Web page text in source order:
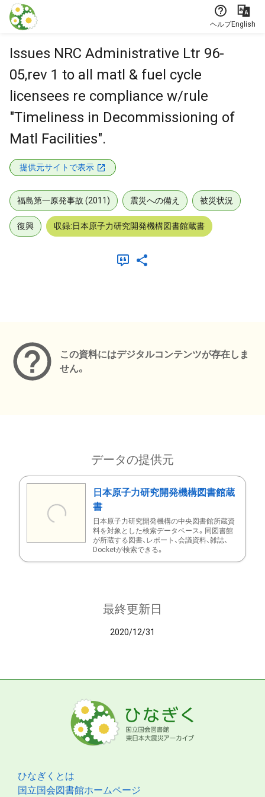
本文に飛ぶ
ヘルプEnglish
Issues NRC Administrative Ltr 96-
05,rev 1 to all matl & fuel cycle
licensees re compliance w/rule
"Timeliness in Decommissioning of
Matl Facilities".
提供元サイトで表示
福島第一原発事故 (2011) 震災への備え 被災状況
復興 収録:日本原子力研究開発機構図書館蔵書
この資料にはデジタルコンテンツが存在しま
せん。
データの提供元
日本原子力研究開発機構図書館蔵
書
日本原子力研究開発機構の中央図書館所蔵資
料を対象とした検索データベース。同図書館
が所蔵する図書、レポート、会議資料、雑誌、
Docketが検索できる。
最終更新日
2020/12/31
ひなぎくとは
国立国会図書館ホームページ